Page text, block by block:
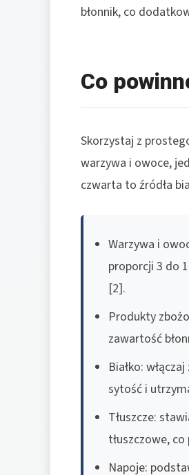
błonnik, co
Co
Skorzystaj z
warzywa i owoce,
czwarta to źródła
Warzywa i
proporcji 3 do
[2].
Produkty
zawartość
Białko:
sytość i
Tłuszcze:
tłuszczowe,
Napoje: